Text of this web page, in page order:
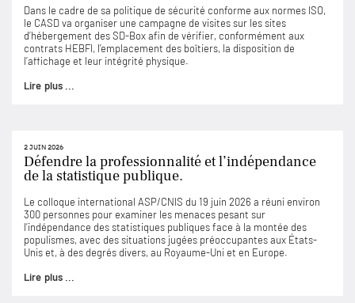
Dans le cadre de sa politique de sécurité conforme aux normes ISO,
le CASD va organiser une campagne de visites sur les sites
d’hébergement des SD-Box afin de vérifier, conformément aux
contrats HEBFI, l’emplacement des boîtiers, la disposition de
l’affichage et leur intégrité physique.
Lire plus ...
2 JUIN 2026
Défendre la professionnalité et l’indépendance
de la statistique publique.
Le colloque international ASP/CNIS du 19 juin 2026 a réuni environ
300 personnes pour examiner les menaces pesant sur
l’indépendance des statistiques publiques face à la montée des
populismes, avec des situations jugées préoccupantes aux États-
Unis et, à des degrés divers, au Royaume-Uni et en Europe.
Lire plus ...